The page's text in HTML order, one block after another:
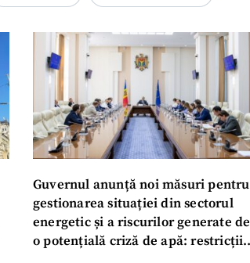
Guvernul anunță noi măsuri pentru
gestionarea situației din sectorul
energetic și a riscurilor generate de
o potențială criză de apă: restricții